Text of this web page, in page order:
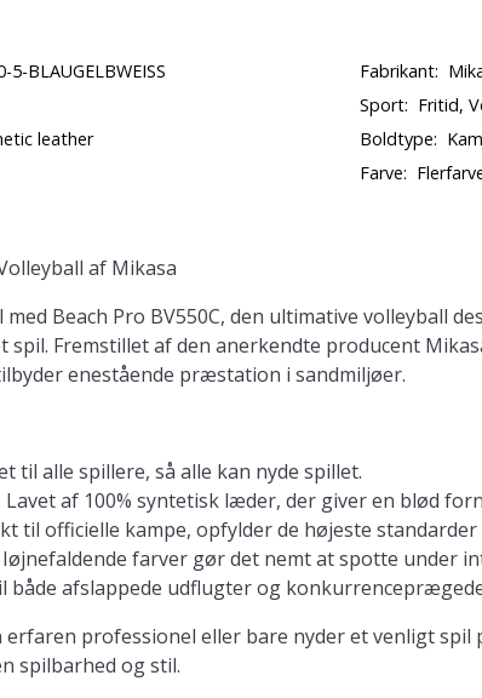
5-BLAUGELBWEISS Fabrikant:
Sport: Fritid,
leather Boldtype:
Farve:
af Mikasa
Beach Pro BV550C, den ultimative volleyball
Fremstillet af den anerkendte producent
enestående præstation i sandmiljøer.
til alle spillere, så alle kan nyde spillet.
Lavet af 100% syntetisk læder, der giver en blød
til officielle kampe, opfylder de højeste
Iøjnefaldende farver gør det nemt at spotte under
både afslappede udflugter og
erfaren professionel eller bare nyder et venligt spil
spilbarhed og stil.